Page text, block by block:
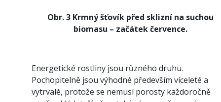
Obr. 3 Krmný šťovík před sklizní na suchou
biomasu – začátek července.
Energetické rostliny jsou různého druhu.
Pochopitelně jsou výhodné především víceleté a
vytrvalé, protože se nemusí porosty každoročně